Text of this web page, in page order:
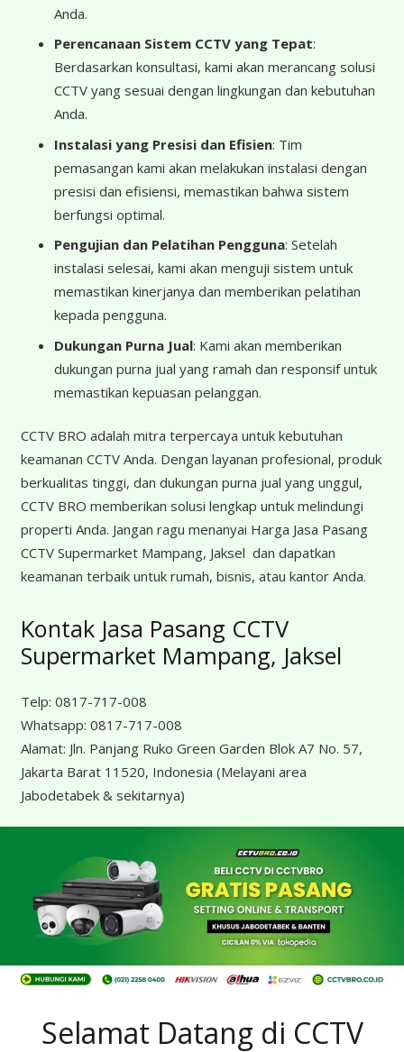
Anda.
Perencanaan Sistem CCTV yang Tepat:
Berdasarkan konsultasi, kami akan merancang solusi
CCTV yang sesuai dengan lingkungan dan kebutuhan
Anda.
Instalasi yang Presisi dan Efisien: Tim
pemasangan kami akan melakukan instalasi dengan
presisi dan efisiensi, memastikan bahwa sistem
berfungsi optimal.
Pengujian dan Pelatihan Pengguna: Setelah
instalasi selesai, kami akan menguji sistem untuk
memastikan kinerjanya dan memberikan pelatihan
kepada pengguna.
Dukungan Purna Jual: Kami akan memberikan
dukungan purna jual yang ramah dan responsif untuk
memastikan kepuasan pelanggan.
CCTV BRO adalah mitra terpercaya untuk kebutuhan
keamanan CCTV Anda. Dengan layanan profesional, produk
berkualitas tinggi, dan dukungan purna jual yang unggul,
CCTV BRO memberikan solusi lengkap untuk melindungi
properti Anda. Jangan ragu menanyai Harga Jasa Pasang
CCTV Supermarket Mampang, Jaksel dan dapatkan
keamanan terbaik untuk rumah, bisnis, atau kantor Anda.
Kontak Jasa Pasang CCTV
Supermarket Mampang, Jaksel
Telp: 0817-717-008
Whatsapp: 0817-717-008
Alamat: Jln. Panjang Ruko Green Garden Blok A7 No. 57,
Jakarta Barat 11520, Indonesia (Melayani area
Jabodetabek & sekitarnya)
Selamat Datang di CCTV